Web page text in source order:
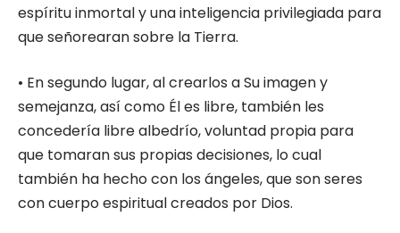
espíritu inmortal y una inteligencia privilegiada para
que señorearan sobre la Tierra.
• En segundo lugar, al crearlos a Su imagen y
semejanza, así como Él es libre, también les
concedería libre albedrío, voluntad propia para
que tomaran sus propias decisiones, lo cual
también ha hecho con los ángeles, que son seres
con cuerpo espiritual creados por Dios.